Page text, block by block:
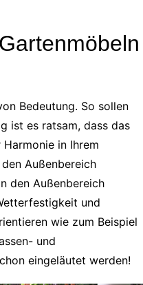
Bedeutung. So sollen
ist es ratsam, dass das
in Ihrem
Außenbereich
den Außenbereich
und
wie zum Beispiel
und
eingeläutet werden!